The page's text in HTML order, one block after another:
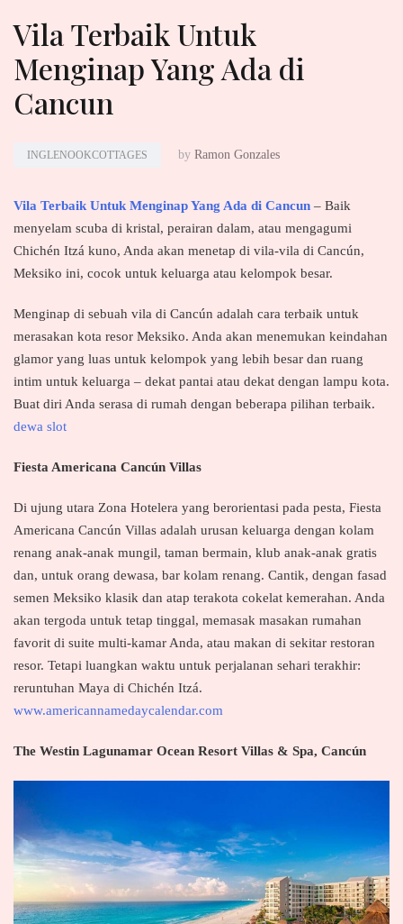
Vila Terbaik Untuk
Menginap Yang Ada di
Cancun
INGLENOOKCOTTAGES by Ramon Gonzales
Vila Terbaik Untuk Menginap Yang Ada di Cancun – Baik
menyelam scuba di kristal, perairan dalam, atau mengagumi
Chichén Itzá kuno, Anda akan menetap di vila-vila di Cancún,
Meksiko ini, cocok untuk keluarga atau kelompok besar.
Menginap di sebuah vila di Cancún adalah cara terbaik untuk
merasakan kota resor Meksiko. Anda akan menemukan keindahan
glamor yang luas untuk kelompok yang lebih besar dan ruang
intim untuk keluarga – dekat pantai atau dekat dengan lampu kota.
Buat diri Anda serasa di rumah dengan beberapa pilihan terbaik.
dewa slot
Fiesta Americana Cancún Villas
Di ujung utara Zona Hotelera yang berorientasi pada pesta, Fiesta
Americana Cancún Villas adalah urusan keluarga dengan kolam
renang anak-anak mungil, taman bermain, klub anak-anak gratis
dan, untuk orang dewasa, bar kolam renang. Cantik, dengan fasad
semen Meksiko klasik dan atap terakota cokelat kemerahan. Anda
akan tergoda untuk tetap tinggal, memasak masakan rumahan
favorit di suite multi-kamar Anda, atau makan di sekitar restoran
resor. Tetapi luangkan waktu untuk perjalanan sehari terakhir:
reruntuhan Maya di Chichén Itzá.
www.americannamedaycalendar.com
The Westin Lagunamar Ocean Resort Villas & Spa, Cancún